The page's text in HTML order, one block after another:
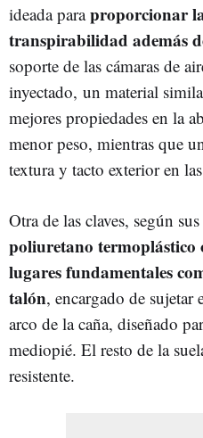
ideada paraproporcionar
transpirabilidad además
soporte de las cámaras de
inyectado, un material
mejores propiedades en la
menor peso, mientras que
textura y tacto exterior en
Otra de las claves, según
poliuretano termoplástico
lugares fundamentales
talón, encargado de
arco de la caña, diseñado
mediopié. El resto de la
resistente.